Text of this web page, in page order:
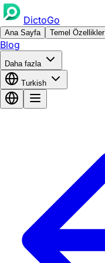
DictoGo
Ana Sayfa Temel Özellikler
Blog
Daha fazla
Turkish